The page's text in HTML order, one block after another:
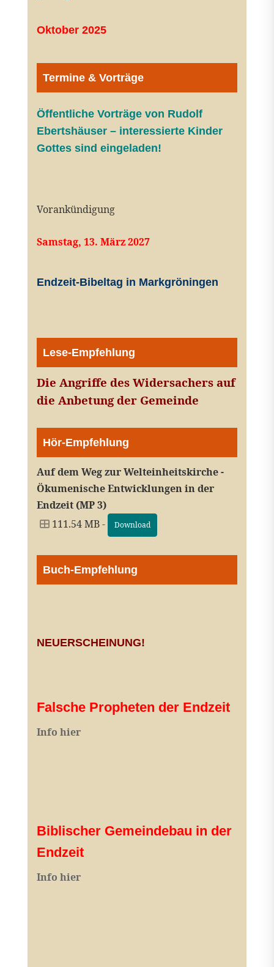
Oktober 2025
Termine & Vorträge
Öffentliche Vorträge von Rudolf
Ebertshäuser – interessierte Kinder
Gottes sind eingeladen!
Vorankündigung
Samstag, 13. März 2027
Endzeit-Bibeltag in Markgröningen
Lese-Empfehlung
Die Angriffe des Widersachers auf
die Anbetung der Gemeinde
Hör-Empfehlung
Auf dem Weg zur Welteinheitskirche -
Ökumenische Entwicklungen in der
Endzeit (MP 3)
111.54 MB -
Download
Buch-Empfehlung
NEUERSCHEINUNG!
Falsche Propheten der Endzeit
Info hier
Biblischer Gemeindebau in der
Endzeit
Info hier